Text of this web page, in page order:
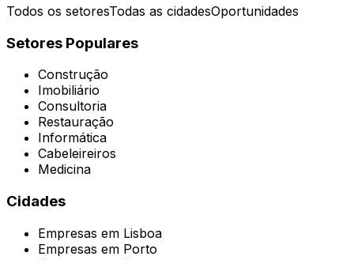
Todos os setoresTodas as cidadesOportunidades
Setores Populares
Construção
Imobiliário
Consultoria
Restauração
Informática
Cabeleireiros
Medicina
Cidades
Empresas em Lisboa
Empresas em Porto